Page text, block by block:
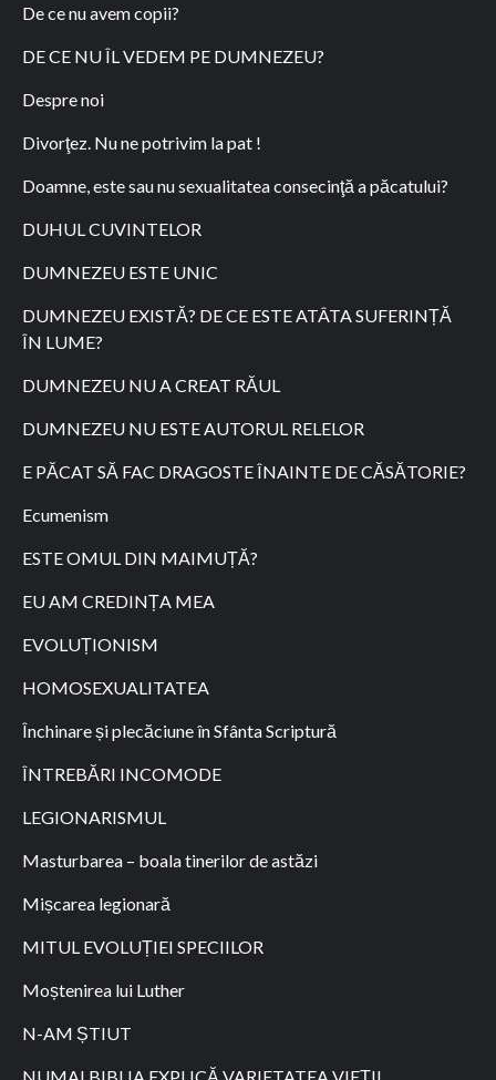
De ce nu avem copii?
DE CE NU ÎL VEDEM PE DUMNEZEU?
Despre noi
Divorţez. Nu ne potrivim la pat !
Doamne, este sau nu sexualitatea consecinţă a păcatului?
DUHUL CUVINTELOR
DUMNEZEU ESTE UNIC
DUMNEZEU EXISTĂ? DE CE ESTE ATÂTA SUFERINȚĂ
ÎN LUME?
DUMNEZEU NU A CREAT RĂUL
DUMNEZEU NU ESTE AUTORUL RELELOR
E PĂCAT SĂ FAC DRAGOSTE ÎNAINTE DE CĂSĂTORIE?
Ecumenism
ESTE OMUL DIN MAIMUȚĂ?
EU AM CREDINȚA MEA
EVOLUȚIONISM
HOMOSEXUALITATEA
Închinare și plecăciune în Sfânta Scriptură
ÎNTREBĂRI INCOMODE
LEGIONARISMUL
Masturbarea – boala tinerilor de astăzi
Mișcarea legionară
MITUL EVOLUȚIEI SPECIILOR
Moștenirea lui Luther
N-AM ȘTIUT